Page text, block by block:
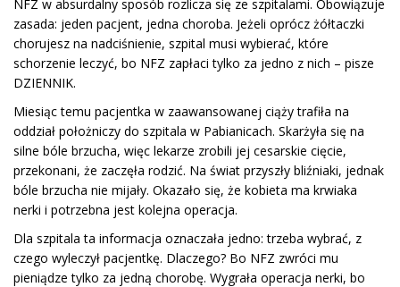
NFZ w absurdalny sposób rozlicza się ze szpitalami. Obowiązuje
zasada: jeden pacjent, jedna choroba. Jeżeli oprócz żółtaczki
chorujesz na nadciśnienie, szpital musi wybierać, które
schorzenie leczyć, bo NFZ zapłaci tylko za jedno z nich – pisze
DZIENNIK.
Miesiąc temu pacjentka w zaawansowanej ciąży trafiła na
oddział położniczy do szpitala w Pabianicach. Skarżyła się na
silne bóle brzucha, więc lekarze zrobili jej cesarskie cięcie,
przekonani, że zaczęła rodzić. Na świat przyszły bliźniaki, jednak
bóle brzucha nie mijały. Okazało się, że kobieta ma krwiaka
nerki i potrzebna jest kolejna operacja.
Dla szpitala ta informacja oznaczała jedno: trzeba wybrać, z
czego wyleczył pacjentkę. Dlaczego? Bo NFZ zwróci mu
pieniądze tylko za jedną chorobę. Wygrała operacja nerki, bo